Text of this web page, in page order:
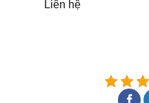
Liên hệ